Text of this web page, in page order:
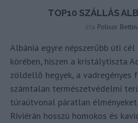
TOP10 SZÁLLÁS
írta Polisor
Albánia egyre népszerűbb úti
körében, hiszen a kristálytiszta
zöldellő hegyek, a vadregényes
számtalan természetvédelmi
túraútvonal páratlan élményeket
Riviérán hosszú homokos és